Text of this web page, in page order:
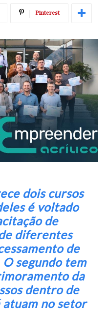
Pinterest
dois cursos
é voltado
de
diferentes
de
segundo tem
da
dentro de
atuam no setor